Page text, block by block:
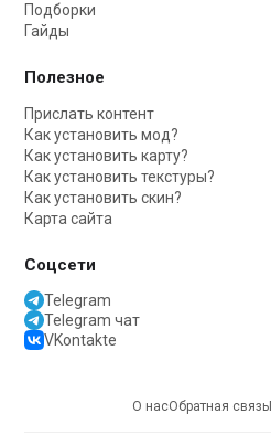
Подборки
Гайды
Полезное
Прислать контент
Как установить мод?
Как установить карту?
Как установить текстуры?
Как установить скин?
Карта сайта
Соцсети
Telegram
Telegram чат
VKontakte
О насОбратная связь